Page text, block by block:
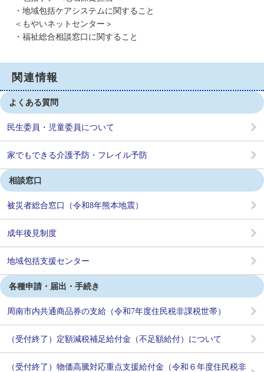
・地域包括ケアシステムに関すること
＜もやいネットセンター＞
・福祉総合相談窓口に関すること
関連情報
よくある質問
民生委員・児童委員について
家でもできる介護予防・フレイル予防
相談窓口
被災者総合窓口（令和8年熊本地震）
成年後見制度
地域包括支援センター
各種申請・届出・手続き
周南市内共通商品券の支給（令和7年度住民税非課税世帯）
（受付終了）定額減税補足給付金（不足額給付）について
（受付終了）物価高騰対応重点支援給付金（令和６年度住民税非